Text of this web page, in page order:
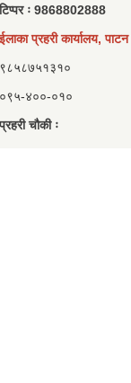
टिप्पर ः 9868802888
ईलाका प्रहरी कार्यालय,
९८५८७५१३१०
०९५-४००-०१०
प्रहरी चौकी ः